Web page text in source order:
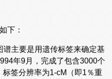
下：
主要是用遗传标签来确定基
年9月，完成了包含3000个
标签分辨率为1-cM（即1％重